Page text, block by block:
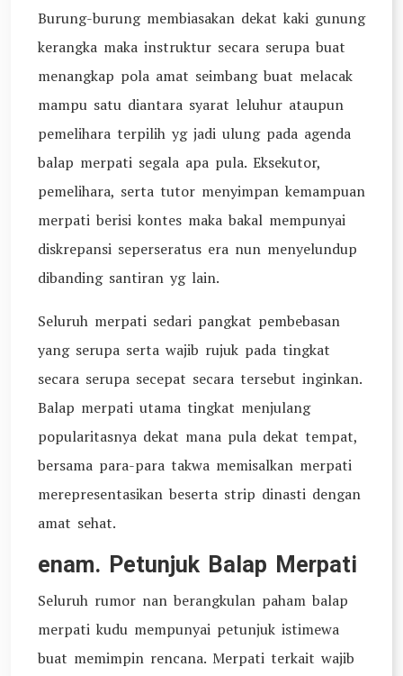
Burung-burung membiasakan dekat kaki gunung
kerangka maka instruktur secara serupa buat
menangkap pola amat seimbang buat melacak
mampu satu diantara syarat leluhur ataupun
pemelihara terpilih yg jadi ulung pada agenda
balap merpati segala apa pula. Eksekutor,
pemelihara, serta tutor menyimpan kemampuan
merpati berisi kontes maka bakal mempunyai
diskrepansi seperseratus era nun menyelundup
dibanding santiran yg lain.
Seluruh merpati sedari pangkat pembebasan
yang serupa serta wajib rujuk pada tingkat
secara serupa secepat secara tersebut inginkan.
Balap merpati utama tingkat menjulang
popularitasnya dekat mana pula dekat tempat,
bersama para-para takwa memisalkan merpati
merepresentasikan beserta strip dinasti dengan
amat sehat.
enam. Petunjuk Balap Merpati
Seluruh rumor nan berangkulan paham balap
merpati kudu mempunyai petunjuk istimewa
buat memimpin rencana. Merpati terkait wajib